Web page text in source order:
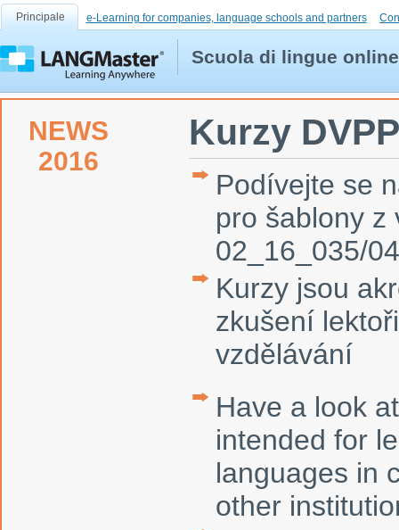
Principale e-Learning for companies, language schools and partners
Scuola di lingue
NEWS
2016
Kurzy DVPP
Podívejte se
pro šablony z
02_16_035/
Kurzy jsou
zkušení
vzdělávání
Have a look
intended for
languages in
other